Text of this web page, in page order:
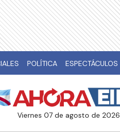
POLÍTICA ESPECTÁCULOS
viernes 07 de agosto de 2026